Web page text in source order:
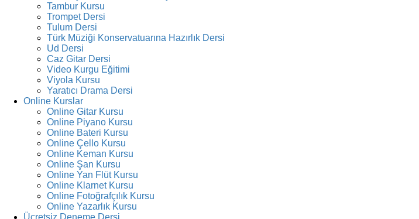
Tambur Kursu
Trompet Dersi
Tulum Dersi
Türk Müziği Konservatuarına Hazırlık Dersi
Ud Dersi
Caz Gitar Dersi
Video Kurgu Eğitimi
Viyola Kursu
Yaratıcı Drama Dersi
Online Kurslar
Online Gitar Kursu
Online Piyano Kursu
Online Bateri Kursu
Online Çello Kursu
Online Keman Kursu
Online Şan Kursu
Online Yan Flüt Kursu
Online Klarnet Kursu
Online Fotoğrafçılık Kursu
Online Yazarlık Kursu
Ücretsiz Deneme Dersi